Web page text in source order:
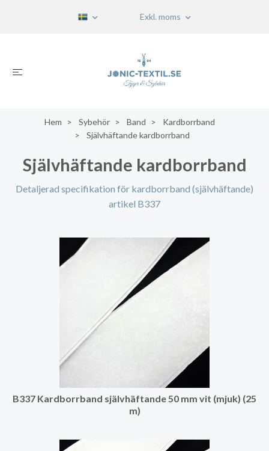
Exkl. moms
Hem Sybehör Band
Kardborrband
Självhäftande kardborrband
Självhäftande kardborrband
Detaljerad specifikation för kardborrband (självhäftande)
artikel B337
B337 Kardborrband självhäftande 50 mm vit (mjuk) (25
m)